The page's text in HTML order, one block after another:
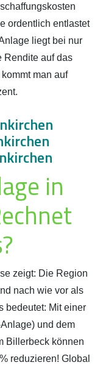
ordentlich entlastet
liegt bei nur
Rendite auf das
man auf
in
zeigt: Die Region
nach wie vor als
bedeutet: Mit einer
und dem
Billerbeck können
reduzieren! Global